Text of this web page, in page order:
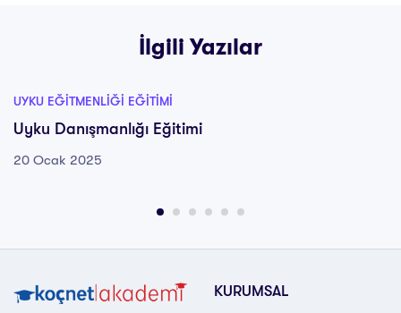
İlgili Yazılar
UYKU EĞITMENLIĞI EĞITIMI
Uyku Danışmanlığı Eğitimi
20 Ocak 2025
KURUMSAL